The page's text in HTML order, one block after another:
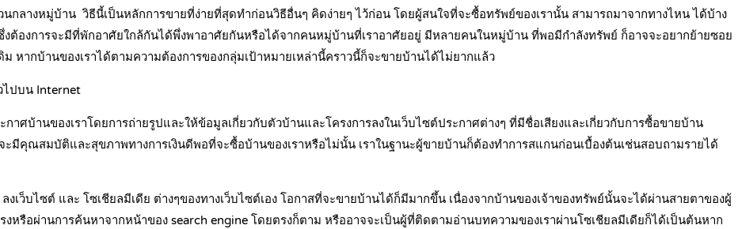
กลางหมู่บ้าน วิธีนี้เป็นหลักการขายที่ง่ายที่สุดทำก่อนวิธีอื่นๆ คิดง่ายๆ ไว้ก่อน โดยผู้สนใจที่จะซื้อทรัพย์ของเรานั้น สามารถมาจากทางไหน ได้บ้าง
ต้องการจะมีที่พักอาศัยใกล้กันได้พึ่งพาอาศัยกันหรือได้จากคนหมู่บ้านที่เราอาศัยอยู่ มีหลายคนในหมู่บ้าน ที่พอมีกำลังทรัพย์ ก็อาจจะอยากย้ายซอย
หากบ้านของเราได้ตามความต้องการของกลุ่มเป้าหมายเหล่านี้คราวนี้ก็จะขายบ้านได้ไม่ยากแล้ว
ปบน Internet
ศบ้านของเราโดยการถ่ายรูปและให้ข้อมูลเกี่ยวกับตัวบ้านและโครงการลงในเว็บไซต์ประกาศต่างๆ ที่มีชื่อเสียงและเกี่ยวกับการซื้อขายบ้าน
มีคุณสมบัติและสุขภาพทางการเงินดีพอที่จะซื้อบ้านของเราหรือไม่นั้น เราในฐานะผู้ขายบ้านก็ต้องทำการสแกนก่อนเบื้องต้นเช่นสอบถามรายได้
งเว็บไซต์ และ โซเชียลมีเดีย ต่างๆของทางเว็บไซต์เอง โอกาสที่จะขายบ้านได้ก็มีมากขึ้น เนื่องจากบ้านของเจ้าของทรัพย์นั้นจะได้ผ่านสายตาของผู้
หรือผ่านการค้นหาจากหน้าของ search engine โดยตรงก็ตาม หรืออาจจะเป็นผู้ที่ติดตามอ่านบทความของเราผ่านโซเชียลมีเดียก็ได้เป็นต้นหาก